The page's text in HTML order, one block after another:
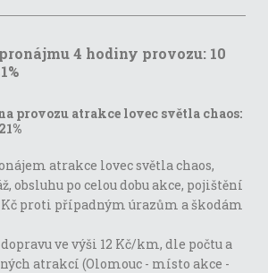
4 hodiny provozu: 10
provozu atrakce lovec světla chaos:
atrakce lovec světla chaos,
obsluhu po celou dobu akce, pojištění
Kč proti případným úrazům a škodám
dopravu ve výši 12 Kč/km, dle počtu a
atrakcí (Olomouc - místo akce -